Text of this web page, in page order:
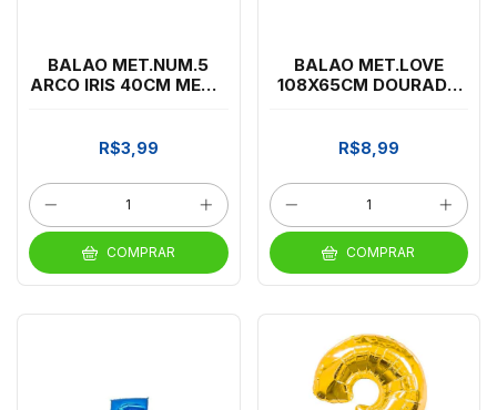
BALAO MET.NUM.5
ARCO IRIS 40CM MEGA
R$3,99
COMPRAR
BALAO MET.LOVE
108X65CM DOURADO
R$8,99
COMPRAR